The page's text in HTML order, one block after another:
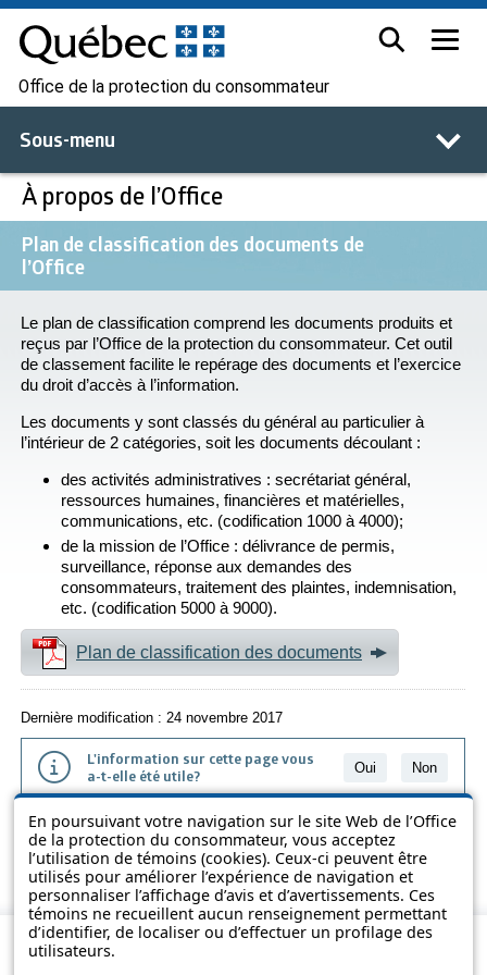
En poursuivant votre navigation sur le site Web de l’Office
de la protection du consommateur, vous acceptez
l’utilisation de témoins (cookies). Ceux-ci peuvent être
utilisés pour améliorer l’expérience de navigation et
personnaliser l’affichage d’avis et d’avertissements. Ces
témoins ne recueillent aucun renseignement permettant
d’identifier, de localiser ou d’effectuer un profilage des
utilisateurs.
Office de la protection du consommateur
Sous-menu
À propos de l’Office
Plan de classification des documents de
l’Office
Le plan de classification comprend les documents produits et
reçus par l’Office de la protection du consommateur. Cet outil
de classement facilite le repérage des documents et l’exercice
du droit d’accès à l’information.
Les documents y sont classés du général au particulier à
l’intérieur de 2 catégories, soit les documents découlant :
des activités administratives : secrétariat général,
ressources humaines, financières et matérielles,
communications, etc. (codification 1000 à 4000);
de la mission de l’Office : délivrance de permis,
surveillance, réponse aux demandes des
consommateurs, traitement des plaintes, indemnisation,
etc. (codification 5000 à 9000).
Plan de classification des documents
Dernière modification : 24 novembre 2017
L'information sur cette page vous
a-t-elle été utile?
Oui Non
L'information présentée dans cette page a été vulgarisée pour en
favoriser la compréhension. Elle ne remplace pas les textes des lois
et des règlements.